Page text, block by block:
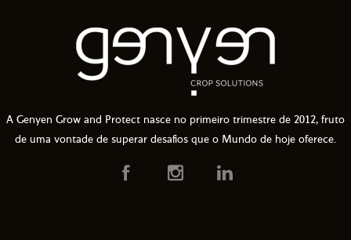
A Genyen Grow and Protect nasce no primeiro trimestre de 2012, fruto
de uma vontade de superar desafios que o Mundo de hoje oferece.